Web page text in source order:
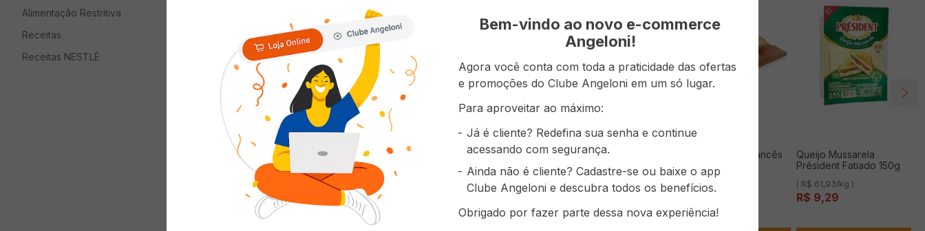
Alimentação Restritiva
Receitas
Receitas NESTLÉ
Mamão Papaya Unidade
Queijo Mussarela
PRESIDENT Fatiado
300g
( R$ 59,97/kg )
17,99
Água Mineral ÁGUA
PURA com Gás 500ml
( R$ 2,90/l )
Maçã Fuji kg
( R$ 7,99/kg )
Pão ANGELONI Francês
( R$ 17,59/kg )
Queijo Mussarela
Président Fatiado 150g
( R$ 61,93/kg )
R$ 9,29
Bem-vindo ao novo e-commerce
Angeloni!
Agora você conta com toda a praticidade das ofertas
e promoções do Clube Angeloni em um só lugar.
Para aproveitar ao máximo:
Já é cliente? Redefina sua senha e continue
acessando com segurança.
Ainda não é cliente? Cadastre-se ou baixe o app
Clube Angeloni e descubra todos os benefícios.
Obrigado por fazer parte dessa nova experiência!